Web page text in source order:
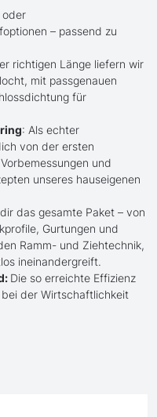
oder
– passend zu
richtigen Länge liefern wir
mit passgenauen
für
: Als echter
von der ersten
und
unseres hauseigenen
das gesamte Paket – von
Gurtungen und
Ramm- und Ziehtechnik,
ineinandergreift.
Die so erreichte Effizienz
der Wirtschaftlichkeit